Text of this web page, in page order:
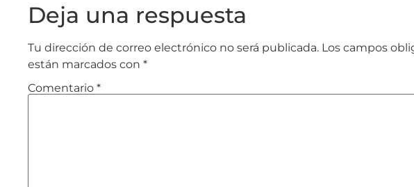
Deja una respuesta
Tu dirección de correo electrónico no será publicada. Los campos
están marcados con *
Comentario *